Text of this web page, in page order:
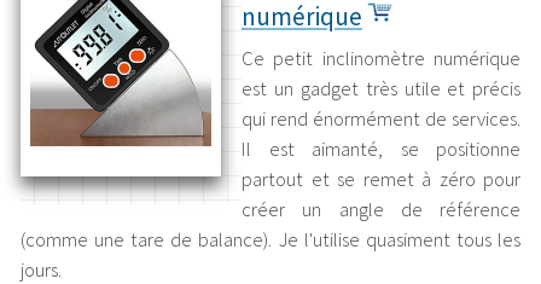
numérique
Ce petit inclinomètre numérique
est un gadget très utile et précis
qui rend énormément de services.
Il est aimanté, se positionne
partout et se remet à zéro pour
créer un angle de référence
(comme une tare de balance). Je l'utilise quasiment tous les
jours.